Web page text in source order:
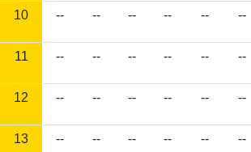
10 -- -- -- -- -- --
11 -- -- -- -- -- --
12 -- -- -- -- -- --
13 -- -- -- -- -- --